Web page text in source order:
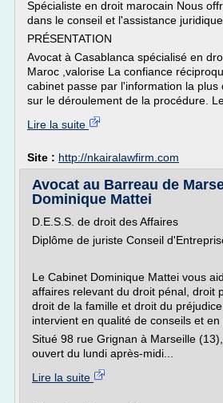
Spécialiste en droit marocain Nous
dans le conseil et l'assistance
PRÉSENTATION
Avocat à Casablanca spécialisé en
Maroc ,valorise La confiance
cabinet passe par l'information la plus
sur le déroulement de la procédure. Le
Lire la suite
Site : http://nkairalawfirm.com
Avocat au Barreau de
Dominique Mattei
D.E.S.S. de droit des Affaires
Diplôme de juriste Conseil
Le Cabinet Dominique Mattei vous
affaires relevant du droit pénal, droit
droit de la famille et droit du
intervient en qualité de conseils et en
Situé 98 rue Grignan à Marseille
ouvert du lundi après-midi...
Lire la suite